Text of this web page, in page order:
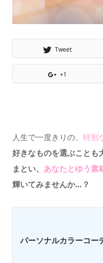
Tweet
+1
人生で一度きりの、 特別
好きなものを選ぶことも
まとい、 あなたとゆう素
輝いてみませんか…？
パーソナルカラーコ